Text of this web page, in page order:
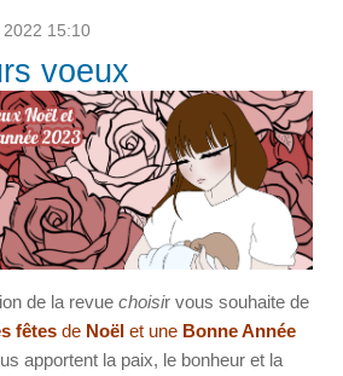
2022 15:10
voeux
de la revue choisir vous souhaite de
fêtes de Noël et une Bonne Année
apportent la paix, le bonheur et la